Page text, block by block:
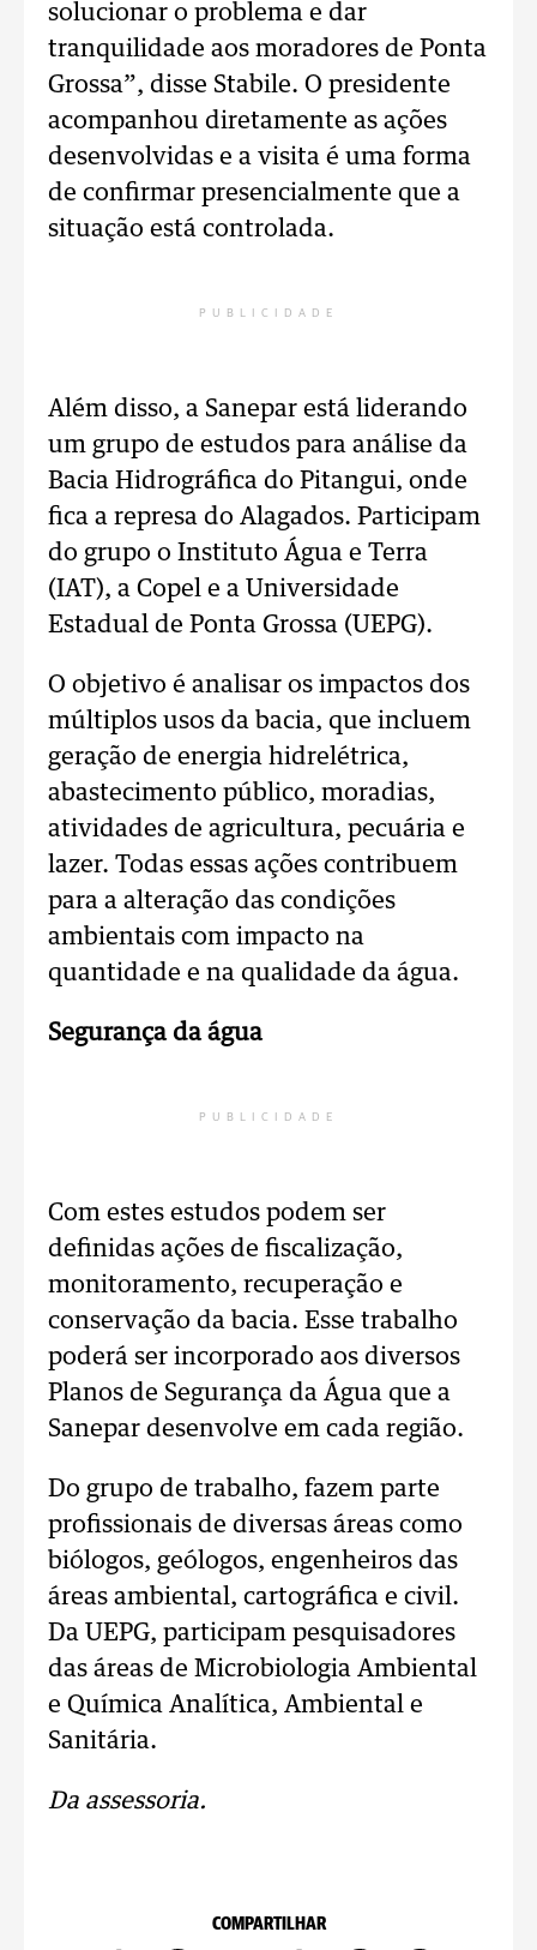
solucionar o problema e dar
tranquilidade aos moradores de Ponta
Grossa”, disse Stabile. O presidente
acompanhou diretamente as ações
desenvolvidas e a visita é uma forma
de confirmar presencialmente que a
situação está controlada.
PUBLICIDADE
Além disso, a Sanepar está liderando
um grupo de estudos para análise da
Bacia Hidrográfica do Pitangui, onde
fica a represa do Alagados. Participam
do grupo o Instituto Água e Terra
(IAT), a Copel e a Universidade
Estadual de Ponta Grossa (UEPG).
O objetivo é analisar os impactos dos
múltiplos usos da bacia, que incluem
geração de energia hidrelétrica,
abastecimento público, moradias,
atividades de agricultura, pecuária e
lazer. Todas essas ações contribuem
para a alteração das condições
ambientais com impacto na
quantidade e na qualidade da água.
Segurança da água
PUBLICIDADE
Com estes estudos podem ser
definidas ações de fiscalização,
monitoramento, recuperação e
conservação da bacia. Esse trabalho
poderá ser incorporado aos diversos
Planos de Segurança da Água que a
Sanepar desenvolve em cada região.
Do grupo de trabalho, fazem parte
profissionais de diversas áreas como
biólogos, geólogos, engenheiros das
áreas ambiental, cartográfica e civil.
Da UEPG, participam pesquisadores
das áreas de Microbiologia Ambiental
e Química Analítica, Ambiental e
Sanitária.
Da assessoria.
COMPARTILHAR